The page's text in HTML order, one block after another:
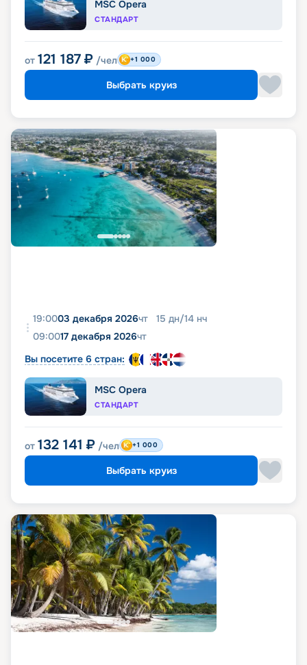
MSC Opera
СТАНДАРТ
от 121 187 ₽ /чел +1 000
Выбрать круиз
19:0003 декабря 2026чт 15 дн/14 нч
09:0017 декабря 2026чт
Вы посетите 6 стран:
MSC Opera
СТАНДАРТ
от 132 141 ₽ /чел +1 000
Выбрать круиз